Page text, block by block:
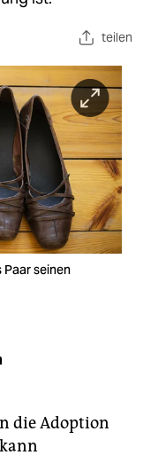
teilen
Paar seinen
die Adoption